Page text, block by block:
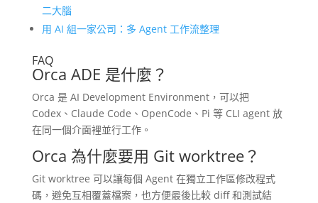
二大腦
用 AI 組一家公司：多 Agent 工作流整理
FAQ
Orca ADE 是什麼？
Orca 是 AI Development Environment，可以把
Codex、Claude Code、OpenCode、Pi 等 CLI agent 放
在同一個介面裡並行工作。
Orca 為什麼要用 Git worktree？
Git worktree 可以讓每個 Agent 在獨立工作區修改程式
碼，避免互相覆蓋檔案，也方便最後比較 diff 和測試結